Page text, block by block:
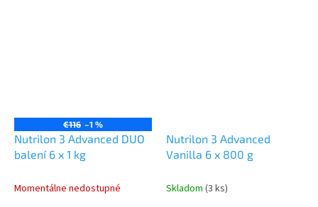
€116 –1 %
Nutrilon 3 Advanced DUO
balení 6 x 1 kg
Momentálne nedostupné
Nutrilon 3 Advanced
Vanilla 6 x 800 g
Skladom (3 ks)